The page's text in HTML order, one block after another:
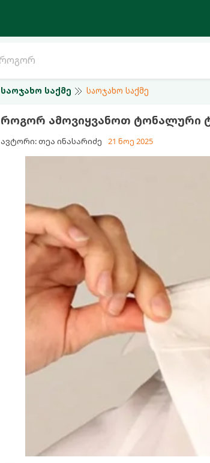
საოჯახო საქმე საოჯახო საქმე
როგორ ამოვიყვანოთ ტონალური
ავტორი: თეა ინასარიძე 21 ნოე 2025